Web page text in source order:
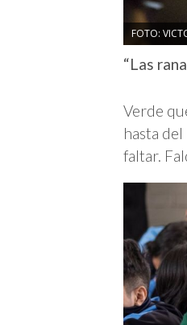
FOTO:
“Las
Verde
hasta
faltar.